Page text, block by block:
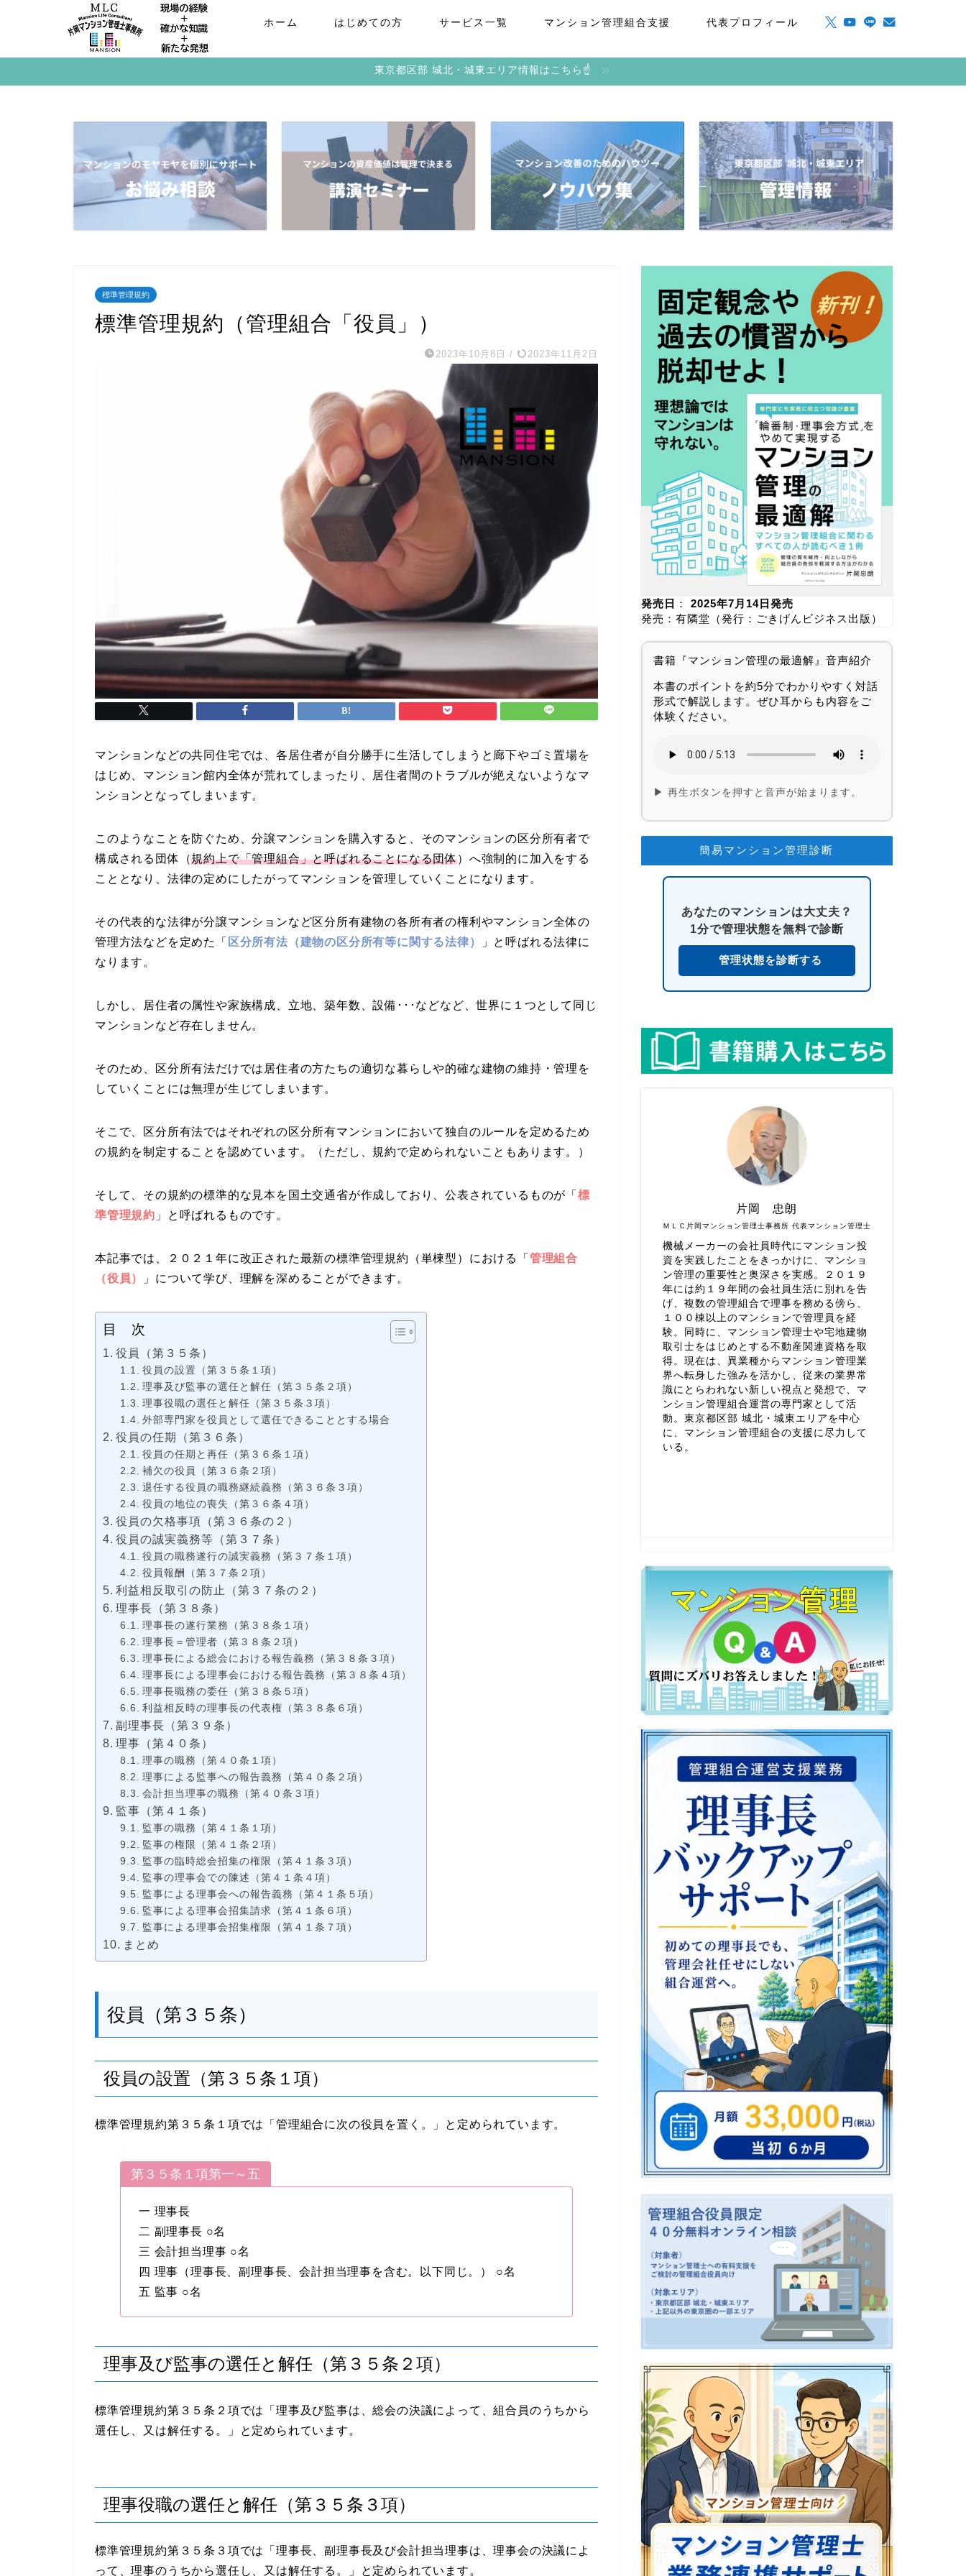
ホーム はじめての方 サービス一覧 マンション管理組合支援 代表プロフィール
東京都区部 城北・城東エリア情報はこちら☝
標準管理規約
標準管理規約（管理組合「役員」）
2023年10月8日 / 2023年11月2日
マンションなどの共同住宅では、各居住者が自分勝手に生活してしまうと廊下やゴミ置場を
はじめ、マンション館内全体が荒れてしまったり、居住者間のトラブルが絶えないようなマ
ンションとなってしまいます。
このようなことを防ぐため、分譲マンションを購入すると、そのマンションの区分所有者で
構成される団体（規約上で「管理組合」と呼ばれることになる団体）へ強制的に加入をする
こととなり、法律の定めにしたがってマンションを管理していくことになります。
その代表的な法律が分譲マンションなど区分所有建物の各所有者の権利やマンション全体の
管理方法などを定めた「 区分所有法（建物の区分所有等に関する法律）
」と呼ばれる法律に
なります。
しかし、居住者の属性や家族構成、立地、築年数、設備･･･などなど、世界に１つとして同じ
マンションなど存在しません。
そのため、区分所有法だけでは居住者の方たちの適切な暮らしや的確な建物の維持・管理を
していくことには無理が生じてしまいます。
そこで、区分所有法ではそれぞれの区分所有マンションにおいて独自のルールを定めるため
の規約を制定することを認めています。（ただし、規約で定められないこともあります。）
そして、その規約の標準的な見本を国土交通省が作成しており、公表されているものが「 標
準管理規約 」と呼ばれるものです。
本記事では、２０２１年に改正された最新の標準管理規約（単棟型）における「 管理組合
（役員）
」について学び、理解を深めることができます。
目 次
役員（第３５条）
役員の設置（第３５条１項）
理事及び監事の選任と解任（第３５条２項）
理事役職の選任と解任（第３５条３項）
外部専門家を役員として選任できることとする場合
役員の任期（第３６条）
役員の任期と再任（第３６条１項）
補欠の役員（第３６条２項）
退任する役員の職務継続義務（第３６条３項）
役員の地位の喪失（第３６条４項）
役員の欠格事項（第３６条の２）
役員の誠実義務等（第３７条）
役員の職務遂行の誠実義務（第３７条１項）
役員報酬（第３７条２項）
利益相反取引の防止（第３７条の２）
理事長（第３８条）
理事長の遂行業務（第３８条１項）
理事長＝管理者（第３８条２項）
理事長による総会における報告義務（第３８条３項）
理事長による理事会における報告義務（第３８条４項）
理事長職務の委任（第３８条５項）
利益相反時の理事長の代表権（第３８条６項）
副理事長（第３９条）
理事（第４０条）
理事の職務（第４０条１項）
理事による監事への報告義務（第４０条２項）
会計担当理事の職務（第４０条３項）
監事（第４１条）
監事の職務（第４１条１項）
監事の権限（第４１条２項）
監事の臨時総会招集の権限（第４１条３項）
監事の理事会での陳述（第４１条４項）
監事による理事会への報告義務（第４１条５項）
監事による理事会招集請求（第４１条６項）
監事による理事会招集権限（第４１条７項）
まとめ
役員（第３５条）
役員の設置（第３５条１項）
標準管理規約第３５条１項では「管理組合に次の役員を置く。」と定められています。
第３５条１項第一～五
一 理事長
二 副理事長 ○名
三 会計担当理事 ○名
四 理事（理事長、副理事長、会計担当理事を含む。以下同じ。） ○名
五 監事 ○名
理事及び監事の選任と解任（第３５条２項）
標準管理規約第３５条２項では「理事及び監事は、総会の決議によって、組合員のうちから
選任し、又は解任する。」と定められています。
理事役職の選任と解任（第３５条３項）
標準管理規約第３５条３項では「理事長、副理事長及び会計担当理事は、理事会の決議によ
って、理事のうちから選任し、又は解任する。」と定められています。
発売日 ： 2025年7月14日発売
発売：有隣堂（発行：ごきげんビジネス出版）
書籍『マンション管理の最適解』音声紹介
本書のポイントを約5分でわかりやすく対話
形式で解説します。ぜひ耳からも内容をご
体験ください。
▶ 再生ボタンを押すと音声が始まります。
簡易マンション管理診断
あなたのマンションは大丈夫？
1分で管理状態を無料で診断
管理状態を診断する
ＭＬＣ片岡マンション管理士事務所 代表マンション管理士
片岡 忠朗
機械メーカーの会社員時代にマンション投
資を実践したことをきっかけに、マンショ
ン管理の重要性と奥深さを実感。２０１９
年には約１９年間の会社員生活に別れを告
げ、複数の管理組合で理事を務める傍ら、
１００棟以上のマンションで管理員を経
験。同時に、マンション管理士や宅地建物
取引士をはじめとする不動産関連資格を取
得。現在は、異業種からマンション管理業
界へ転身した強みを活かし、従来の業界常
識にとらわれない新しい視点と発想で、マ
ンション管理組合運営の専門家として活
動。東京都区部 城北・城東エリアを中心
に、マンション管理組合の支援に尽力して
いる。